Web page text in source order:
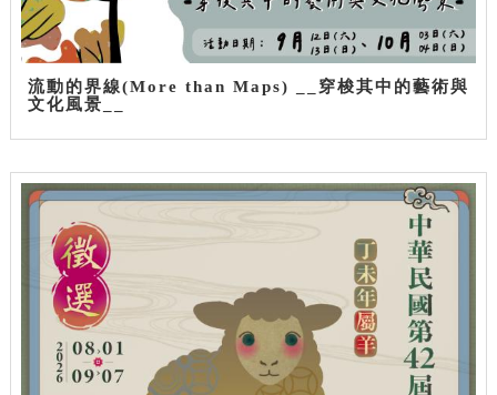
流動的界線(More than Maps) __穿梭其中的藝術與
文化風景__